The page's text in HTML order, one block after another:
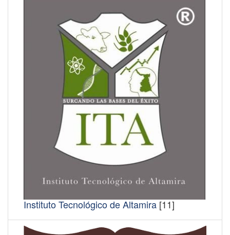
Instituto Tecnológico de Altamira [11]